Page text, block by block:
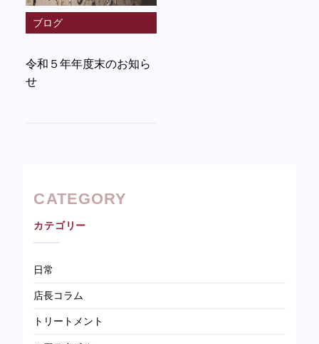
ブログ
令和５年年度末のお知ら
せ
CATEGORY
カテゴリー
日常
店長コラム
トリートメント